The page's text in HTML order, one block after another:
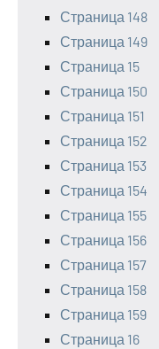
Страница 148
Страница 149
Страница 15
Страница 150
Страница 151
Страница 152
Страница 153
Страница 154
Страница 155
Страница 156
Страница 157
Страница 158
Страница 159
Страница 16